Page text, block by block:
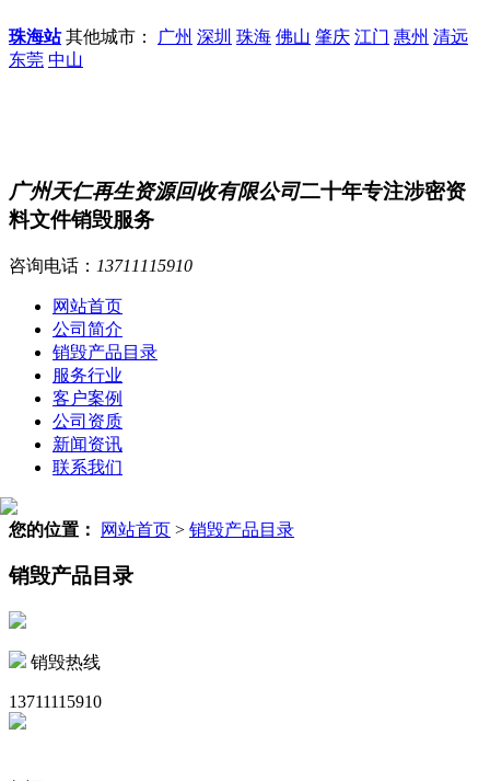
珠海站其他城市： 广州 深圳 珠海 佛山 肇庆 江门 惠州 清远
东莞 中山
广州天仁再生资源回收有限公司二十年专注涉密资
料文件销毁服务
咨询电话： 13711115910
网站首页
公司简介
销毁产品目录
服务行业
客户案例
公司资质
新闻资讯
联系我们
您的位置： 网站首页 > 销毁产品目录
销毁产品目录
销毁热线
13711115910